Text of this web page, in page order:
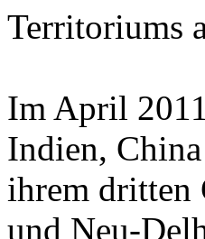
Territoriums
Im April
Indien,
ihrem dritten
und Neu-